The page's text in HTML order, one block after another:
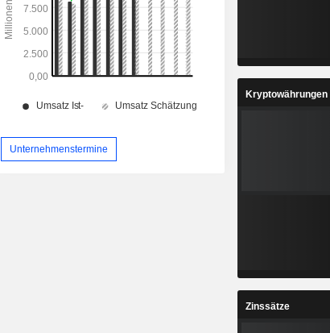
Unternehmenstermine
Kryptowährungen
Zinssätze